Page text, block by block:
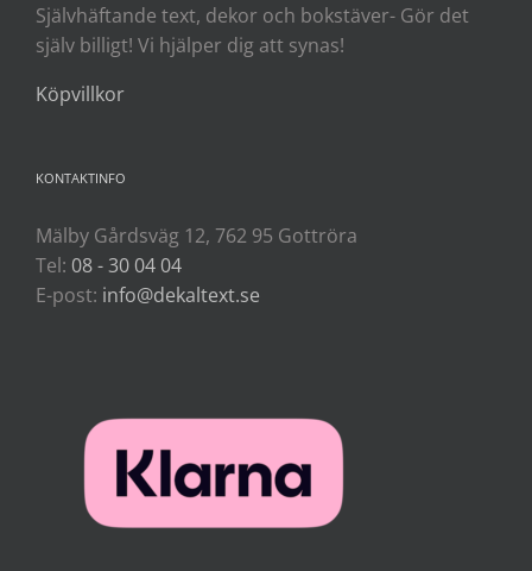
Självhäftande text, dekor och bokstäver- Gör det
själv billigt! Vi hjälper dig att synas!
Köpvillkor
KONTAKTINFO
Mälby Gårdsväg 12, 762 95 Gottröra
Tel: 08 - 30 04 04
E-post: info@dekaltext.se